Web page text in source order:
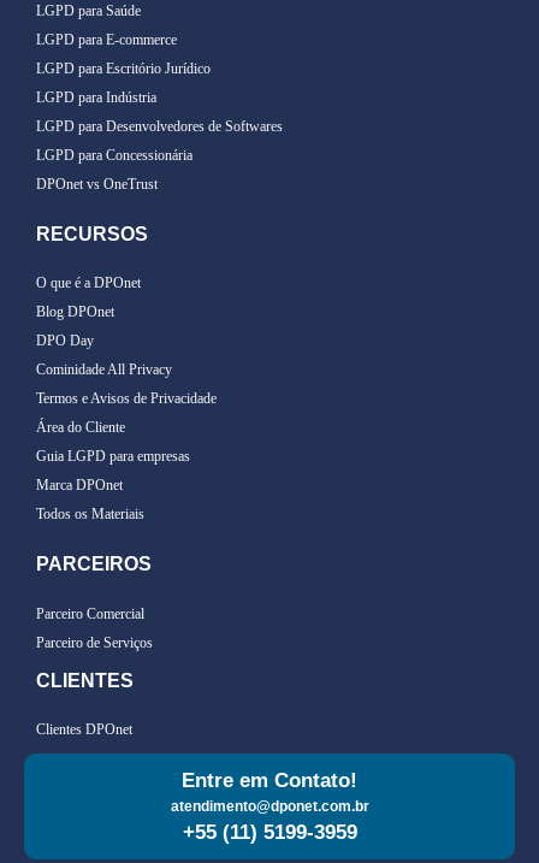
LGPD para Saúde
LGPD para E-commerce
LGPD para Escritório Jurídico
LGPD para Indústria
LGPD para Desenvolvedores de Softwares
LGPD para Concessionária
DPOnet vs OneTrust
RECURSOS
O que é a DPOnet
Blog DPOnet
DPO Day
Cominidade All Privacy
Termos e Avisos de Privacidade
Área do Cliente
Guia LGPD para empresas
Marca DPOnet
Todos os Materiais
PARCEIROS
Parceiro Comercial
Parceiro de Serviços
CLIENTES
Clientes DPOnet
Entre em Contato!
atendimento@dponet.com.br
+55 (11) 5199-3959